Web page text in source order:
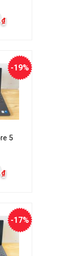
₫
-19%
5
₫
-17%